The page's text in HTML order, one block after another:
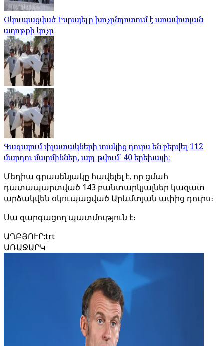
Օկուպացված Իսրայելը խոչընդոտում է առավոտյան
աղոթքի կոչը
Գազայում փլատակների տակից դուրս են բերվել 112
մարդու մարմիններ, այդ թվում՝ 40 երեխայի։
Մեդիա գրասենյակը հավելել է, որ ցմահ
դատապարտված 143 բանտարկյալներ կազատ
արձակվեն օկուպացված Արևմտյան ափից դուրս։
Սա զարգացող պատմություն է։
ԱՂԲՅՈՒՐ:trt
ԱՌԱՋԱՐԿ